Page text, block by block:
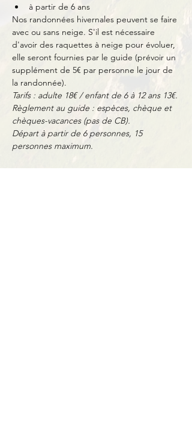
à partir de 6 ans
Nos randonnées hivernales peuvent se faire
avec ou sans neige. S'il est nécessaire
d'avoir des raquettes à neige pour évoluer,
elle seront fournies par le guide (prévoir un
supplément de 5€ par personne le jour de
la randonnée).
Tarifs : adulte 18€ / enfant de 6 à 12 ans 13€.
Règlement au guide : espèces, chèque et
chèques-vacances (pas de CB).
Départ à partir de 6 personnes, 15
personnes maximum.